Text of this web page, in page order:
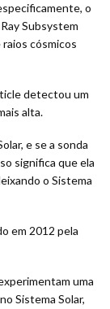
o
Subsystem
cósmicos
detectou um
alta.
e se a sonda
significa que ela
o Sistema
em 2012 pela
uma
Sistema Solar,